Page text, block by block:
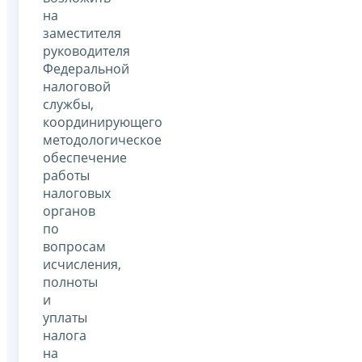
на
заместителя
руководителя
Федеральной
налоговой
службы,
координирующего
методологическое
обеспечение
работы
налоговых
органов
по
вопросам
исчисления,
полноты
и
уплаты
налога
на